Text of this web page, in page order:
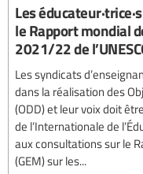
Les
le Rapport mondial
2021/22 de
Les syndicats
dans la réalisation des
(ODD) et leur voix doit
de l’Internationale de
aux consultations sur le
(GEM) sur les...